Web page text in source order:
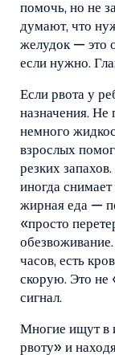
помочь, но не
думают, что
желудок — это
если нужно.
Если рвота у
назначения. Не
немного
взрослых
резких
иногда
жирная еда —
«просто
часов, есть
скорую. Это не
сигнал.
Многие ищут в
рвоту» и